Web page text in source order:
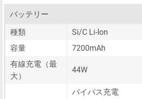
バッテリー
種類
Si/C Li-Ion
容量
7200mAh
有線充電（最
大）
44W
バイパス充電